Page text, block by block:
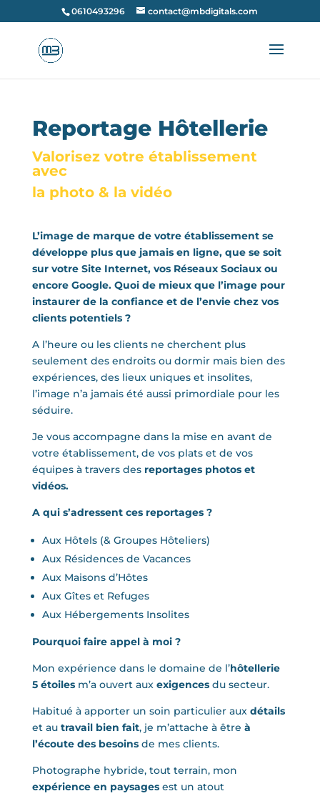
0610493296 contact@mbdigitals.com
Reportage Hôtellerie
Valorisez votre établissement
avec
la photo & la vidéo
L’image de marque de votre établissement se
développe plus que jamais en ligne, que se soit
sur votre Site Internet, vos Réseaux Sociaux ou
encore Google. Quoi de mieux que l’image pour
instaurer de la confiance et de l’envie chez vos
clients potentiels ?
A l’heure ou les clients ne cherchent plus
seulement des endroits ou dormir mais bien des
expériences, des lieux uniques et insolites,
l’image n’a jamais été aussi primordiale pour les
séduire.
Je vous accompagne dans la mise en avant de
votre établissement, de vos plats et de vos
équipes à travers des reportages photos et
vidéos.
A qui s’adressent ces reportages ?
Aux Hôtels (& Groupes Hôteliers)
Aux Résidences de Vacances
Aux Maisons d’Hôtes
Aux Gîtes et Refuges
Aux Hébergements Insolites
Pourquoi faire appel à moi ?
Mon expérience dans le domaine de l’hôtellerie
5 étoilesm’a ouvert aux exigencesdu secteur.
Habitué à apporter un soin particulier aux détails
et au travail bien fait, je m’attache à être à
l’écoute des besoinsde mes clients.
Photographe hybride, tout terrain, mon
expérience en paysagesest un atout